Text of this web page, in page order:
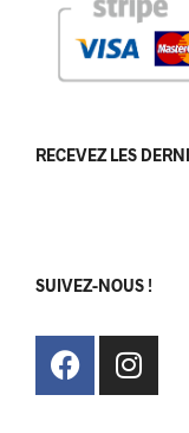
RECEVEZ LES
SUIVEZ-NOUS !